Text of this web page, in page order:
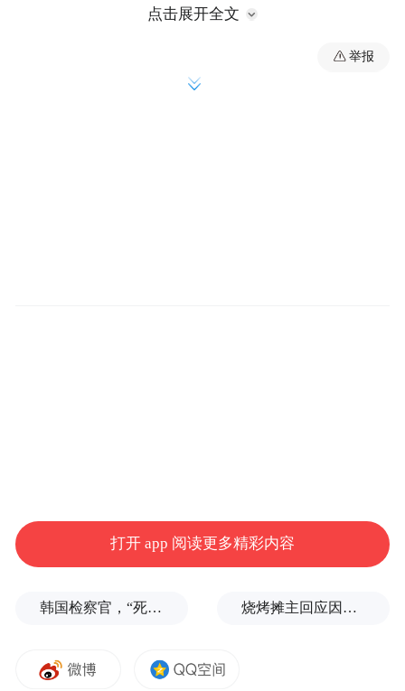
数据显示，今年前8月，西部陆海新通道江津
江津综保区
点击展开全文
举报
打开 app 阅读更多精彩内容
韩国检察官，“死”于2026 烧烤摊主回应因撞脸张雪峰走红